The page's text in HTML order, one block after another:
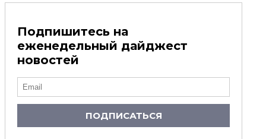
Подпишитесь на
еженедельный дайджест
новостей
ПОДПИСАТЬСЯ